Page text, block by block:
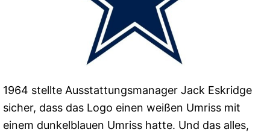
1964 stellte Ausstattungsmanager Jack Eskridge
sicher, dass das Logo einen weißen Umriss mit
einem dunkelblauen Umriss hatte. Und das alles,